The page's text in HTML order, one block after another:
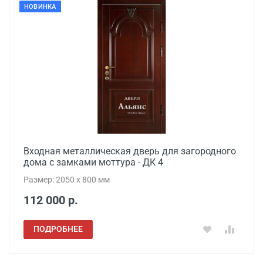
НОВИНКА
Входная металлическая дверь для загородного
дома с замками моттура - ДК 4
Размер: 2050 x 800 мм
112 000 р.
ПОДРОБНЕЕ